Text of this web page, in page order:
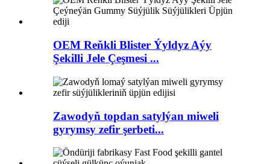
OEM Reňkli Blister Ýyldyz Aýy
Şekilli Jele Çeşmesi ...
Zawodyň topdan satylýan miweli
gyrymsy zefir şerbeti...